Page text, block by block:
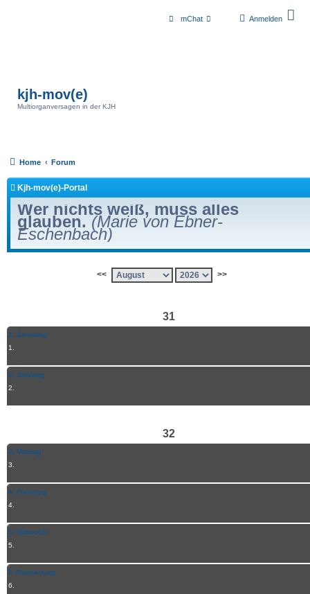
Anmelden
mChat
kjh-mov(e)
Multiorganversagen in der KJH
Home Forum
Kjh-mov(e)-Portal
Wer nichts weiß, muss alles
glauben. (Marie von Ebner-
Eschenbach)
<< >>
31
1. Samstag
1.
2. Sonntag
2.
32
3. Montag
3.
4. Dienstag
4.
5. Mittwoch
5.
6. Donnerstag
6.